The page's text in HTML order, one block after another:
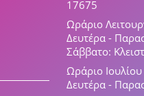
17675
Ωράριο
Δευτέρα -
Σάββατο:
Ωράριο
Δευτέρα -